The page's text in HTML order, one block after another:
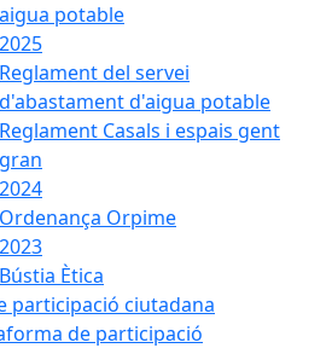
aigua potable
Reglament del servei
d'abastament d'aigua potable
Reglament Casals i espais gent
gran
Ordenança Orpime
Bústia Ètica
participació ciutadana
de participació